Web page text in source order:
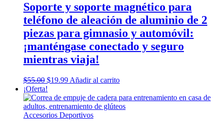
Soporte y soporte magnético para
teléfono de aleación de aluminio de 2
piezas para gimnasio y automóvil:
¡manténgase conectado y seguro
mientras viaja!
$55.00 Original
price
was:
$55.00.
$19.99Current
is:
$19.99.
Añadir al carrito
¡Oferta!
Accesorios Deportivos